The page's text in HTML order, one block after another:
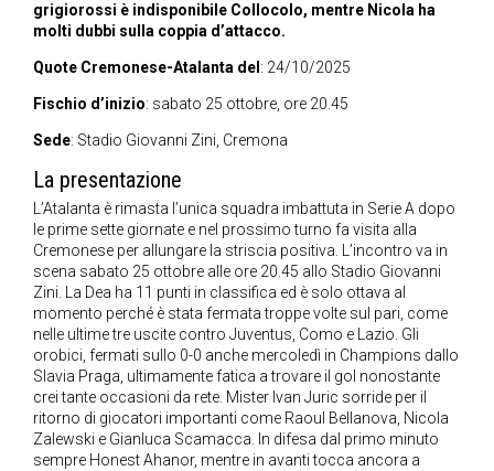
grigiorossi è indisponibile Collocolo, mentre Nicola ha
molti dubbi sulla coppia d’attacco.
Quote Cremonese-Atalanta del : 24/10/2025
Fischio d’inizio: sabato 25 ottobre, ore 20.45
Sede: Stadio Giovanni Zini, Cremona
La presentazione
L’Atalanta è rimasta l’unica squadra imbattuta in Serie A dopo
le prime sette giornate e nel prossimo turno fa visita alla
Cremonese per allungare la striscia positiva. L’incontro va in
scena sabato 25 ottobre alle ore 20.45 allo Stadio Giovanni
Zini. La Dea ha 11 punti in classifica ed è solo ottava al
momento perché è stata fermata troppe volte sul pari, come
nelle ultime tre uscite contro Juventus, Como e Lazio. Gli
orobici, fermati sullo 0-0 anche mercoledì in Champions dallo
Slavia Praga, ultimamente fatica a trovare il gol nonostante
crei tante occasioni da rete. Mister Ivan Juric sorride per il
ritorno di giocatori importanti come Raoul Bellanova, Nicola
Zalewski e Gianluca Scamacca. In difesa dal primo minuto
sempre Honest Ahanor, mentre in avanti tocca ancora a